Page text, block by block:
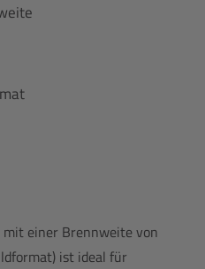
einer Brennweite von
ist ideal für